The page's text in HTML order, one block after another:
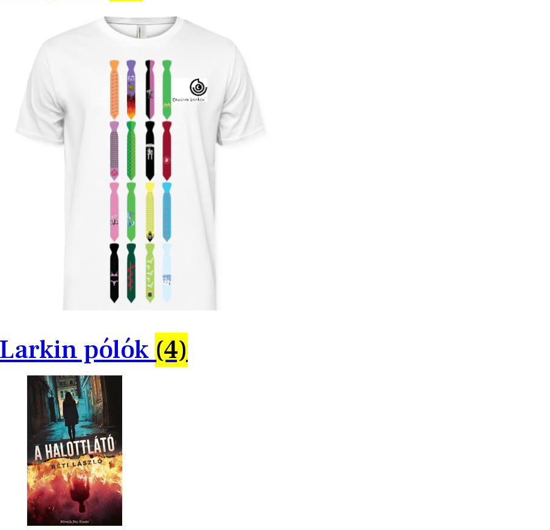
Larkin pólók (4)